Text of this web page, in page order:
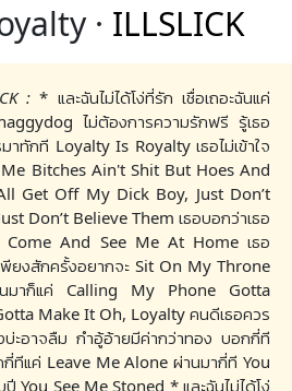
· ILLSLICK
:* และฉันไม่ได้โง่ที่รัก เชื่อเถอะฉันแค่
ไม่ต้องการความรักฟรี รู้เธอ
าทักที Loyalty Is Royalty เธอไม่เข้าใจ
Bitches Ain't Shit But Hoes And
Get Off My Dick Boy, Just Don’t
Don’t Believe Them เธอบอกว่าเธอ
Come And See Me At Home เธอ
ยงสักครั้งอยากจะ Sit On My Throne
นมาก็แค่ Calling My Phone Gotta
Make It Oh, Loyalty คนดีเธอควร
ะอาจลืม กำอู้อ้ายมีค่ากว่าทอง บอกกี่ที
ทีแค่ Leave Me Alone ผ่านมากี่ที You
You See Me Stoned * และฉันไม่ได้โง่